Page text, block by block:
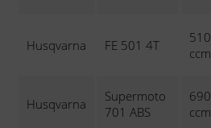
Husqvarna FE 501 4T
510
ccm
Husqvarna
Supermoto
701 ABS
690
ccm